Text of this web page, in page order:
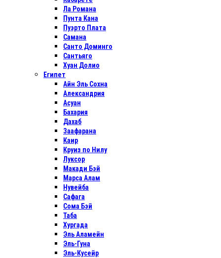
Ла Романа
Пунта Кана
Пуэрто Плата
Самана
Санто Доминго
Сантьяго
Хуан Долио
Египет
Айн Эль Сохна
Александрия
Асуан
Бахария
Дахаб
Заафарана
Каир
Круиз по Нилу
Луксор
Макади Бэй
Марса Алам
Нувейба
Сафага
Сома Бэй
Таба
Хургада
Эль Аламейн
Эль-Гуна
Эль-Кусейр